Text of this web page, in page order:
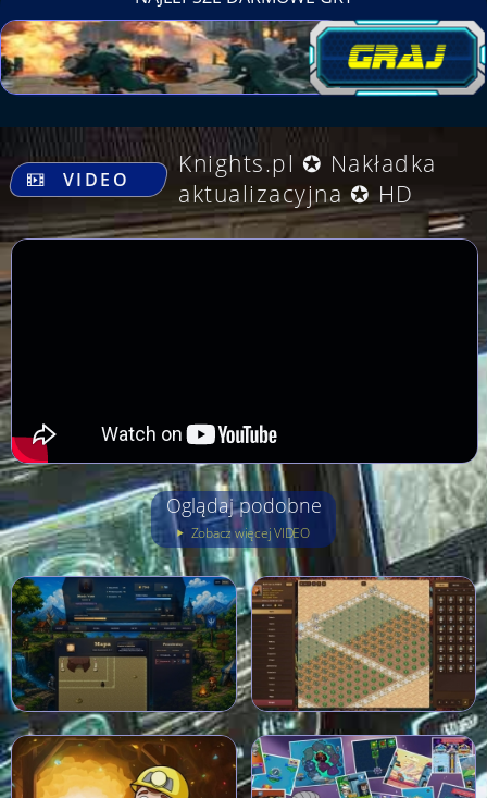
.
VIDEO
Knights.pl ✪ Nakładka
aktualizacyjna ✪ HD
Oglądaj podobne
Zobacz więcej VIDEO